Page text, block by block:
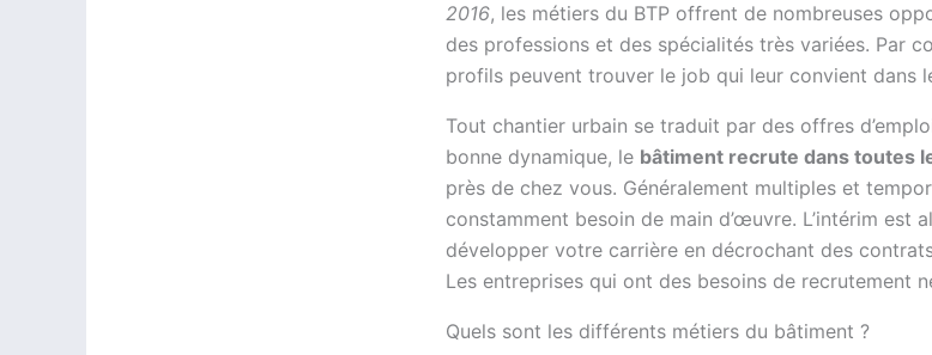
2016, les métiers du BTP offrent de nombreuses
des professions et des spécialités très variées. Par
profils peuvent trouver le job qui leur convient dans
Tout chantier urbain se traduit par des offres
bonne dynamique, le bâtiment recrute dans toutes
près de chez vous. Généralement multiples et
constamment besoin de main d’œuvre. L’intérim est
développer votre carrière en décrochant des
Les entreprises qui ont des besoins de recrutement
Quels sont les différents métiers du bâtiment ?